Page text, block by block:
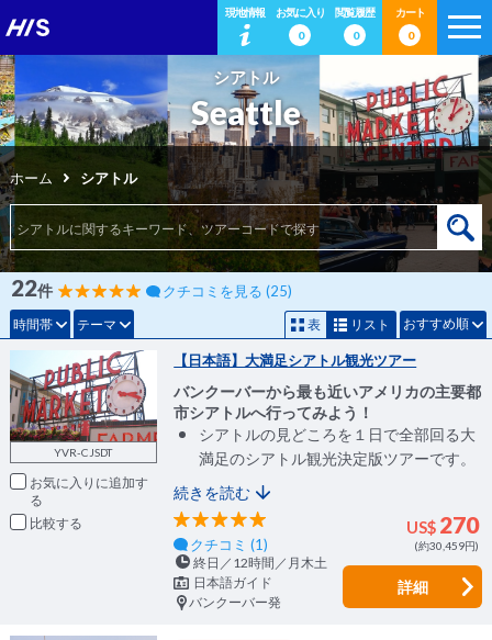
現地情報
お気に入り
0
閲覧履歴
0
カート
0
シアトル
Seattle
ホーム シアトル
時間帯 テーマ
22件 クチコミを見る (25)
表 リスト おすすめ順
YVR-CJSDT
お気に入りに追加
比較
【日本語】大満足シアトル観光ツアー
バンクーバーから最も近いアメリカの主要都
市シアトルへ行ってみよう！
シアトルの見どころを１日で全部回る大
満足のシアトル観光決定版ツアーです。
続きを読む
US$ 270
(約30,459円)
クチコミ (1)
終日／12時間／月木土
日本語ガイド
バンクーバー発
詳細